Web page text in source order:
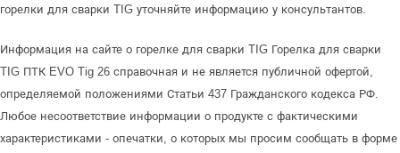
горелки для сварки TIG уточняйте информацию у консультантов.
Информация на сайте о горелке для сварки TIG Горелка для сварки
TIG ПТК EVO Tig 26 справочная и не является публичной офертой,
определяемой положениями Статьи 437 Гражданского кодекса РФ.
Любое несоответствие информации о продукте с фактическими
характеристиками - опечатки, о которых мы просим сообщать в форме